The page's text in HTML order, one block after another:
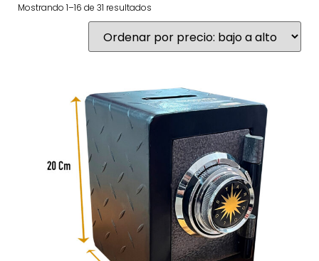
Mostrando 1–16 de 31 resultados